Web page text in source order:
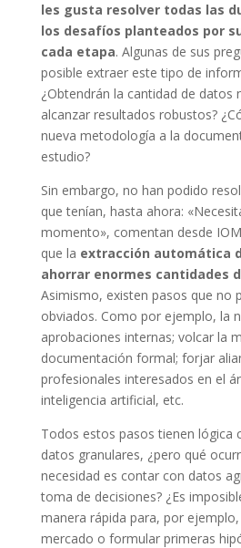
les gusta resolver todas las
los desafíos planteados por
cada etapa. Algunas de sus
posible extraer este tipo de
¿Obtendrán la cantidad de datos
alcanzar resultados robustos?
nueva metodología a la
estudio?
Sin embargo, no han podido
que tenían, hasta ahora:
momento», comentan desde
que la extracción automática
ahorrar enormes cantidades
Asimismo, existen pasos que no
obviados. Como por ejemplo, la
aprobaciones internas; volcar la
documentación formal; forjar
profesionales interesados en el
inteligencia artificial, etc.
Todos estos pasos tienen lógica
datos granulares, ¿pero qué
necesidad es contar con datos
toma de decisiones? ¿Es
manera rápida para, por
mercado o formular primeras